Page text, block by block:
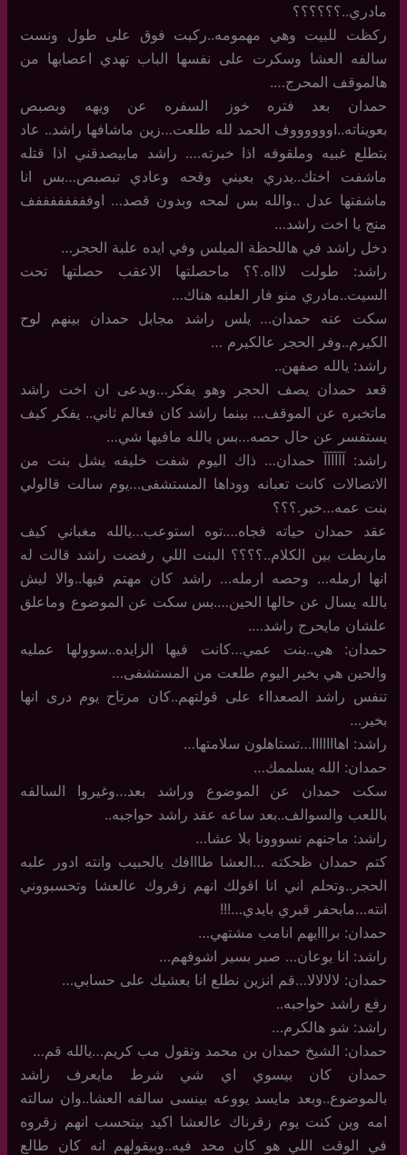
مادري..؟؟؟؟؟؟
ركظت للبيت وهي مهمومه..ركبت فوق على طول ونست
سالفه العشا وسكرت على نفسها الباب تهدي اعصابها من
هالموقف المحرج….
حمدان بعد فتره خوز السفره عن ويهه وبصبص
بعويناته..اووووووف الحمد لله طلعت…زين ماشافها راشد.. عاد
بتطلع غبيه وملقوفه اذا خبرته…. راشد مابيصدقني اذا قتله
ماشفت اختك..يدري بعيني وقحه وعادي تبصبص…بس انا
ماشفتها عدل ..والله بس لمحه وبدون قصد… اوففففففففف
منج يا اخت راشد…
دخل راشد في هاللحظة الميلس وفي ايده علبة الحجر…
راشد: طولت لاااه.؟؟ ماحصلتها الاعقب حصلتها تحت
السيت..مادري منو فار العلبه هناك…
سكت عنه حمدان… يلس راشد مجابل حمدان بينهم لوح
الكيرم..وفر الحجر عالكيرم …
راشد: يالله صفهن..
قعد حمدان يصف الحجر وهو يفكر…ويدعى ان اخت راشد
ماتخبره عن الموقف… بينما راشد كان فعالم ثاني.. يفكر كيف
يستفسر عن حال حصه…بس يالله مافيها شي…
راشد: آآآآآآ حمدان… ذاك اليوم شفت خليفه يشل بنت من
الاتصالات كانت تعبانه ووداها المستشفى…يوم سالت قالولي
بنت عمه…خير.؟؟؟
عقد حمدان حياته فجاه….توه استوعب…يالله مغباني كيف
ماربطت بين الكلام..؟؟؟؟ البنت اللي رفضت راشد قالت له
انها ارمله… وحصه ارمله… راشد كان مهتم فيها..والا ليش
بالله يسال عن حالها الحين….بس سكت عن الموضوع وماعلق
علشان مايحرج راشد….
حمدان: هي..بنت عمي…كانت فيها الزايده..سوولها عمليه
والحين هي بخير اليوم طلعت من المستشفى…
تنفس راشد الصعدااء على قولتهم..كان مرتاح يوم درى انها
بخير…
راشد: اهااااااا…تستاهلون سلامتها…
حمدان: الله يسلممك…
سكت حمدان عن الموضوع وراشد بعد…وغيروا السالفه
باللعب والسوالف..بعد ساعه عقد راشد حواجبه..
راشد: ماجنهم نسووونا بلا عشا…
كتم حمدان ظحكته …العشا طااافك يالحبيب وانته ادور علبه
الحجر..وتحلم اني انا اقولك انهم زقروك عالعشا وتحسبووني
انته…مابحفر قبري بايدي…!!!
حمدان: برااايهم انامب مشتهي…
راشد: انا يوعان… صبر بسير اشوفهم…
حمدان: لالالالا…قم انزين نطلع انا بعشيك على حسابي…
رفع راشد حواجبه..
راشد: شو هالكرم…
حمدان: الشيخ حمدان بن محمد وتقول مب كريم…يالله قم…
حمدان كان بيسوي اي شي شرط مايعرف راشد
بالموضوع..وبعد مايسد يووعه بينسى سالفه العشا..وان سالته
امه وين كنت يوم زقرناك عالعشا اكيد بيتحسب انهم زقروه
في الوقت اللي هو كان محد فيه..وبيقولهم انه كان طالع